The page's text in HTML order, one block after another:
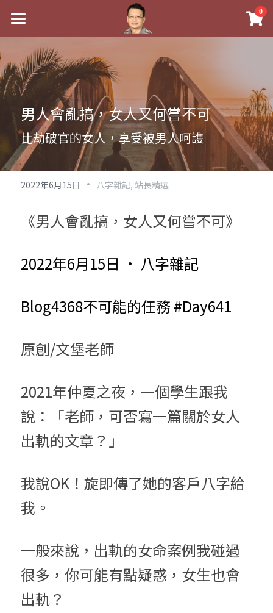
0
最新消息
關於我
實體經營
祖傳命理
手工印鑑
課程介紹
五行八字學
後天派陽宅
Blog
黃金會員專區
八字雜記
人氣最高
好書推廌
試閱專區
Podcast聽書
八字視頻
自我挑戰
線上學苑
八字初階班2
八字進階班
八字高階班
五人實戰班
五行計算初階班
五行計算高階班
八字完整班
《十神高階實戰錄》完整典藏版
八字批命
小兒命名
我的著作
科學八字推理1
科學八字推理3
科學八字輕鬆學
輕鬆學會科學八字推理
與我預約
上課預約
常見問題
FB粉絲頁
搜索
繁體中文
繁體中文
0938617837
support@p8zicourse.com
男人會亂搞，女人又何嘗不可
比劫破官的女人，享受被男人呵謢
2022年6月15日 · 八字雜記, 站長精選
《男人會亂搞，女人又何嘗不可》
2022年6月15日 · 八字雜記
Blog4368不可能的任務 #Day641
原創/文堡老師
2021年仲夏之夜，一個學生跟我
說：「老師，可否寫一篇關於女人
出軌的文章？」
我說OK！旋即傳了她的客戶八字給
我。
一般來說，出軌的女命案例我碰過
很多，你可能有點疑惑，女生也會
出軌？
×
商品分類
八字線上完整班
科學八字推理PDF
《十神高階實戰錄》完整典藏版
1美元超值PDF
八字線上批命